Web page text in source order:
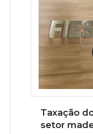
Taxação
setor